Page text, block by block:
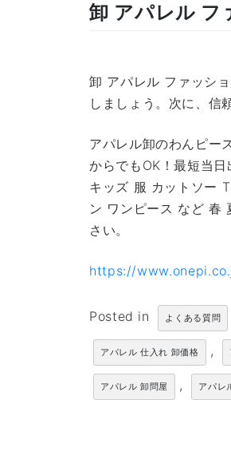
卸 アパレル フ
卸 アパレル ファッシ
しましょう。次に、信
アパレル卸のわんピー
からでもOK！最短当
キッズ 服 カットソー
ン ワンピース など 春
さい。
https://
Posted in よくある質問
アパレル 仕入れ 卸価格 ,
アパレル 卸問屋 , アパレ